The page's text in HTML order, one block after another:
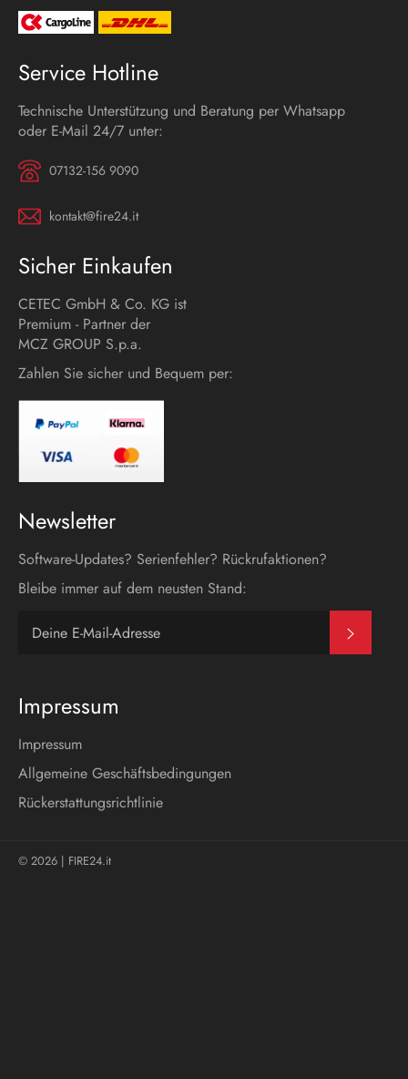
Service Hotline
Technische Unterstützung und Beratung per Whatsapp
oder E-Mail 24/7 unter:
07132-156 9090
kontakt@fire24.it
Sicher Einkaufen
CETEC GmbH & Co. KG ist
Premium - Partner der
MCZ GROUP S.p.a.
Zahlen Sie sicher und Bequem per:
Newsletter
Software-Updates? Serienfehler? Rückrufaktionen?
Bleibe immer auf dem neusten Stand:
Impressum
Impressum
Allgemeine Geschäftsbedingungen
Rückerstattungsrichtlinie
© 2026 | FIRE24.it